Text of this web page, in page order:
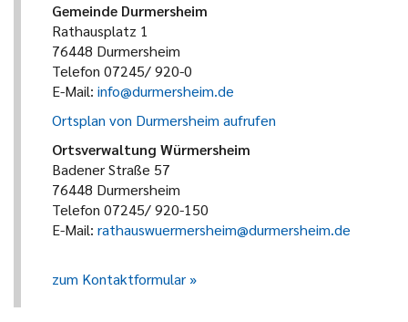
Gemeinde Durmersheim
Rathausplatz 1
76448 Durmersheim
Telefon 07245/ 920-0
E-Mail: info@durmersheim.de
Ortsplan von Durmersheim aufrufen
Ortsverwaltung Würmersheim
Badener Straße 57
76448 Durmersheim
Telefon 07245/ 920-150
E-Mail: rathauswuermersheim@durmersheim.de
zum Kontaktformular